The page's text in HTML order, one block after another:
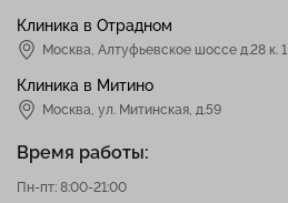
Клиника в Отрадном
Москва, Алтуфьевское шоссе д.28 к. 1
Клиника в Митино
Москва, ул. Митинская, д.59
Время работы:
Пн-пт: 8:00-21:00